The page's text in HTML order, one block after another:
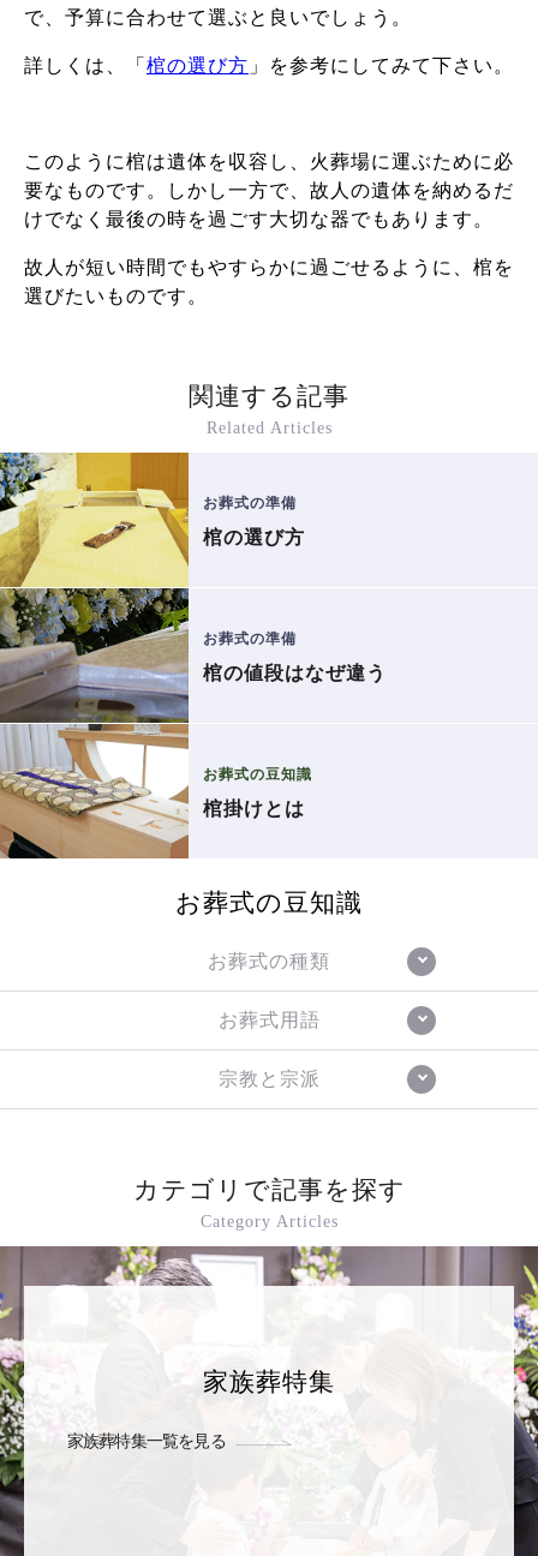
で、予算に合わせて選ぶと良いでしょう。
詳しくは、「 棺の選び方 」を参考にしてみて下さい。
このように棺は遺体を収容し、火葬場に運ぶために必
要なものです。しかし一方で、故人の遺体を納めるだ
けでなく最後の時を過ごす大切な器でもあります。
故人が短い時間でもやすらかに過ごせるように、棺を
選びたいものです。
関連する記事
Related Articles
お葬式の準備
棺の選び方
お葬式の準備
棺の値段はなぜ違う
お葬式の豆知識
棺掛けとは
お葬式の豆知識
お葬式の種類
お葬式用語
宗教と宗派
カテゴリで記事を探す
Category Articles
家族葬特集
家族葬特集一覧を見る